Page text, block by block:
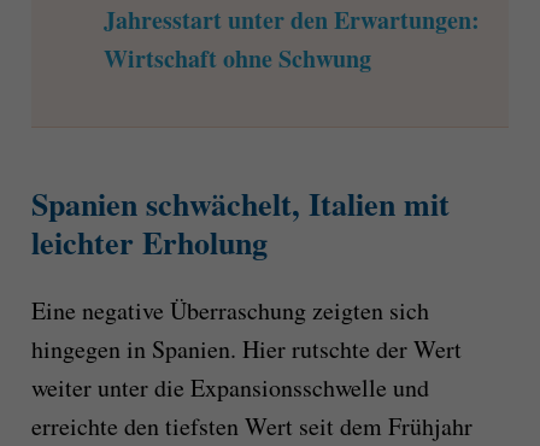
Jahresstart unter den Erwartungen:
Wirtschaft ohne Schwung
Spanien schwächelt, Italien mit
leichter Erholung
Eine negative Überraschung zeigten sich
hingegen in Spanien. Hier rutschte der Wert
weiter unter die Expansionsschwelle und
erreichte den tiefsten Wert seit dem Frühjahr